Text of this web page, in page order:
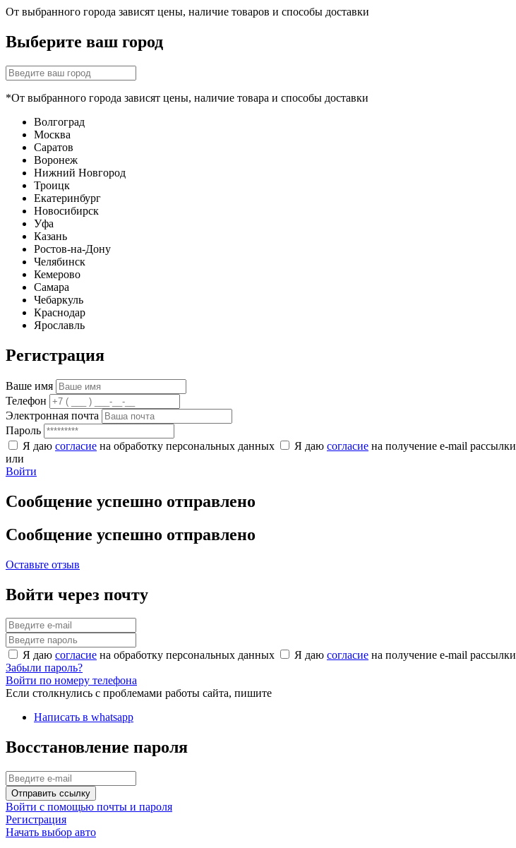
От выбранного города зависят цены, наличие товаров и способы доставки
Выберите ваш город
*От выбранного города зависят цены, наличие товара и способы доставки
Волгоград
Москва
Саратов
Воронеж
Нижний Новгород
Троицк
Екатеринбург
Новосибирск
Уфа
Казань
Ростов-на-Дону
Челябинск
Кемерово
Самара
Чебаркуль
Краснодар
Ярославль
Регистрация
Ваше имя
Телефон
Электронная почта
Пароль
Я даю согласие на обработку персональных данных Я даю согласие на получение e-mail рассылки
или
Войти
Сообщение успешно отправлено
Сообщение успешно отправлено
Оставьте отзыв
Войти через почту
Я даю согласие на обработку персональных данных Я даю согласие на получение e-mail рассылки
Забыли пароль?
Войти по номеру телефона
Если столкнулись с проблемами работы сайта, пишите
Написать в whatsapp
Восстановление пароля
Отправить ссылку
Войти с помощью почты и пароля
Регистрация
Начать выбор авто